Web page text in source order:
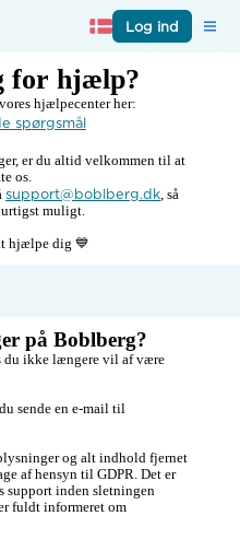
Log ind
for hjælp?
hjælpecenter her:
spørgsmål
er du altid velkommen til at
os.
support@boblberg.dk, så
muligt.
hjælpe dig 💙
på Boblberg?
du ikke længere vil af være
og alt indhold fjernet
af hensyn til GDPR. Det er
support inden sletningen
fuldt informeret om